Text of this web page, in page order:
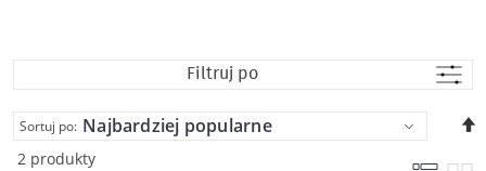
Filtruj po
2 produkty
Sortuj po: